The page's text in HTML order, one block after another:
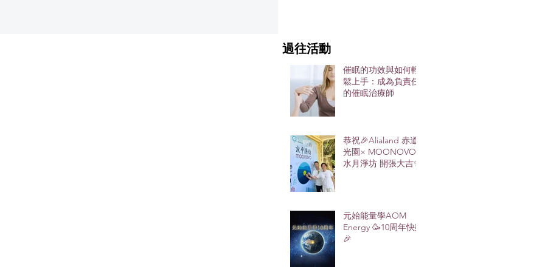
​過往活動
催眠的功效與如何輕
鬆上手：成為負責任
的催眠治療師
恭祝🎉Alialand 赤道
光園× MOONOVO
水月淨坊 開張大吉✨
元始能量學AOM
Energy 🥳10周年快樂
🎉